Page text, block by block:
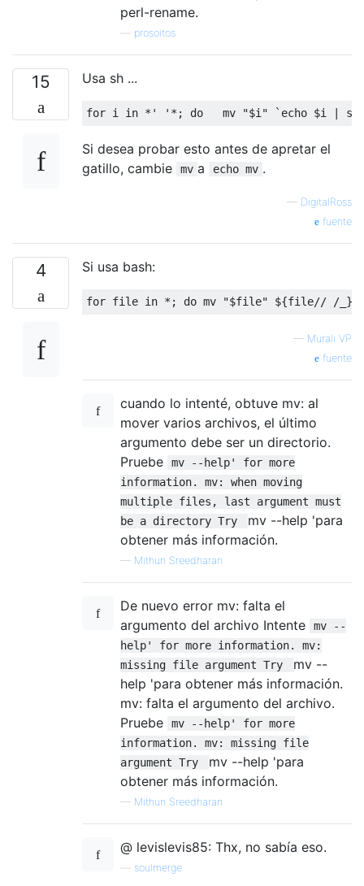
perl-rename.
prosoitos
15 Usa sh ...
Si desea probar esto antes de apretar el
gatillo, cambie
mv a echo mv .
— DigitalRoss
fuente
4 Si usa bash:
— Murali VP
fuente
cuando lo intenté, obtuve mv: al
mover varios archivos, el último
argumento debe ser un directorio.
Pruebe
mv --help' for more
information. mv: when moving
multiple files, last argument must
be a directory Try
mv --help 'para
obtener más información.
— Mithun Sreedharan
De nuevo error mv: falta el
argumento del archivo Intente
mv --
help' for more information. mv:
missing file argument Try
mv --
help 'para obtener más información.
mv: falta el argumento del archivo.
Pruebe
mv --help' for more
information. mv: missing file
argument Try
mv --help 'para
obtener más información.
— Mithun Sreedharan
@ levislevis85: Thx, no sabía eso.
soulmerge